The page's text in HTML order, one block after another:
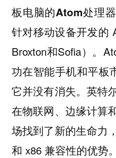
板电脑的Atom处理器
针对移动设备开发的
Broxton和Sofia）。
功在智能手机和平板
它并没有消失。英特
在物联网、边缘计算
场找到了新的生命力
和 x86 兼容性的优势。